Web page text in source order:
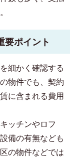
要ポイント
細かく確認する
物件でも、契約
に含まれる費用
ッチンやロフ
備の有無なども
の物件などでは